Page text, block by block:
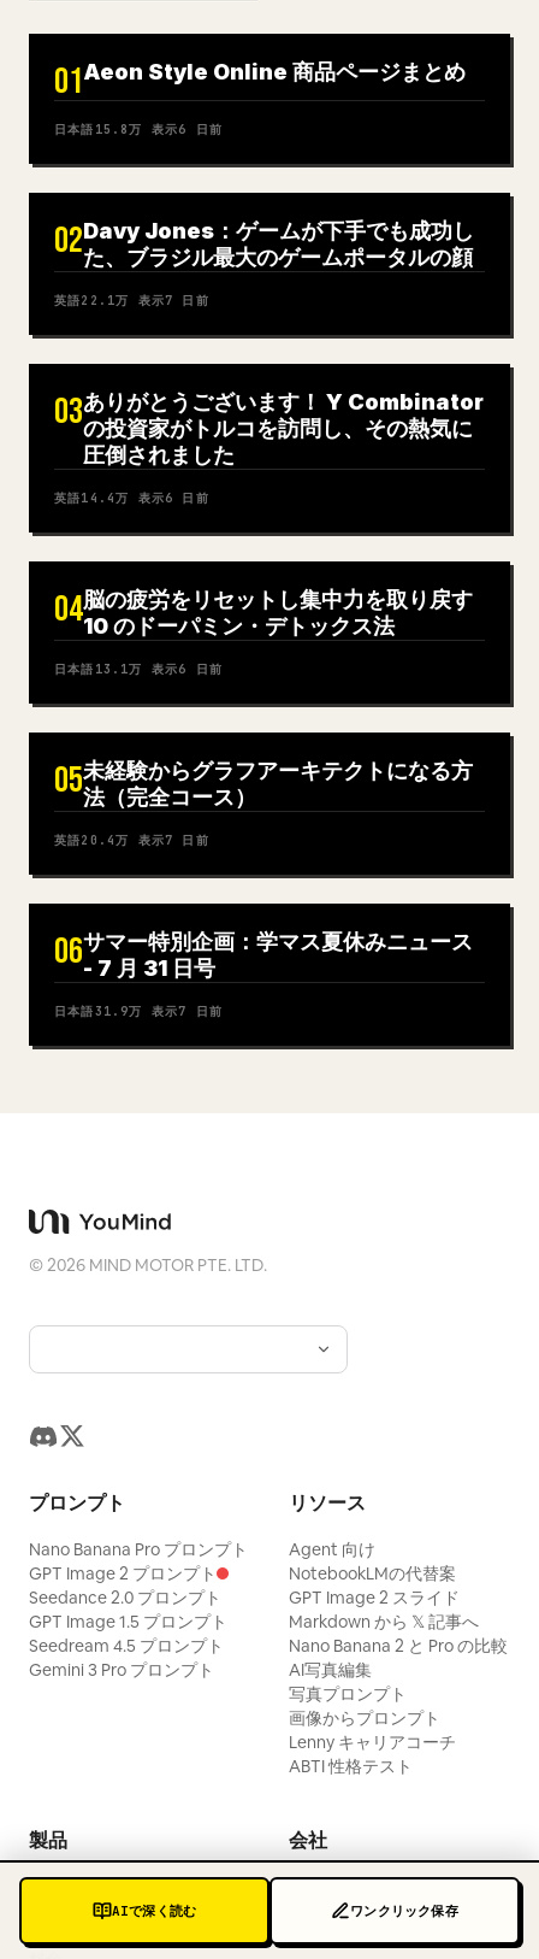
AIで深く読む ワンクリック保存
01Aeon Style Online 商品ページまとめ
日本語 15.8万 表示6 日前
02Davy Jones：ゲームが下手でも成功し
た、ブラジル最大のゲームポータルの顔
英語22.1万 表示7 日前
03ありがとうございます！ Y Combinator
の投資家がトルコを訪問し、その熱気に
圧倒されました
英語14.4万 表示6 日前
04脳の疲労をリセットし集中力を取り戻す
10 のドーパミン・デトックス法
日本語 13.1万 表示6 日前
05未経験からグラフアーキテクトになる方
法（完全コース）
英語20.4万 表示7 日前
06サマー特別企画：学マス夏休みニュース
- 7 月 31 日号
日本語31.9万 表示7 日前
©2026 MIND MOTOR PTE. LTD.
プロンプト
Nano Banana Pro プロンプト
GPT Image 2 プロンプト
Seedance 2.0 プロンプト
GPT Image 1.5 プロンプト
Seedream 4.5 プロンプト
Gemini 3 Pro プロンプト
リソース
Agent 向け
NotebookLMの代替案
GPT Image 2 スライド
Markdown から 𝕏 記事へ
Nano Banana 2 と Pro の比較
AI写真編集
写真プロンプト
画像からプロンプト
Lenny キャリアコーチ
ABTI 性格テスト
製品
スキル
拡張機能
会社
お問い合わせ
プライバシーポリシー